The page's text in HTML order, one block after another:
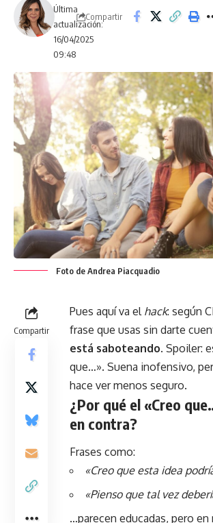
Última
actualización:
16/04/2025
09:48
Compartir
Foto de Andrea Piacquadio
Compartir
Pues aquí va el hack: según
frase que usas sin darte
está saboteando. Spoiler:
que…». Suena inofensivo,
hace ver menos seguro.
¿Por qué el «Creo
en contra?
Frases como:
«Creo que esta idea
«Pienso que tal vez
…parecen educadas, pero en